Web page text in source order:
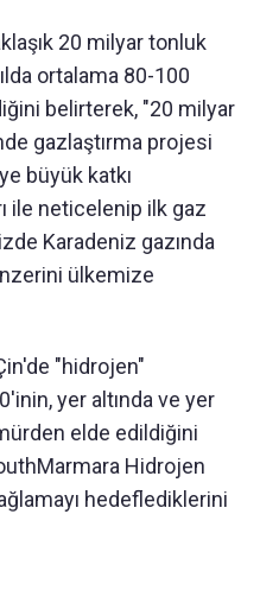
20 milyar tonluk
ortalama 80-100
belirterek, "20 milyar
gazlaştırma projesi
büyük katkı
ile neticelenip ilk gaz
Karadeniz gazında
ülkemize
"hidrojen"
yer altında ve yer
elde edildiğini
Hidrojen
hedeflediklerini